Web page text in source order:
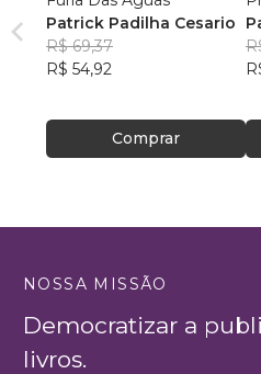
Patrick Padilha Cesario
R$ 69,37
R$ 54,92
Comprar
NOSSA MISSÃO
Democratizar a
livros.